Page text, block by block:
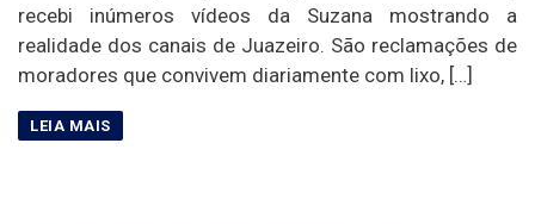
recebi inúmeros vídeos da Suzana mostrando a
realidade dos canais de Juazeiro. São reclamações de
moradores que convivem diariamente com lixo, […]